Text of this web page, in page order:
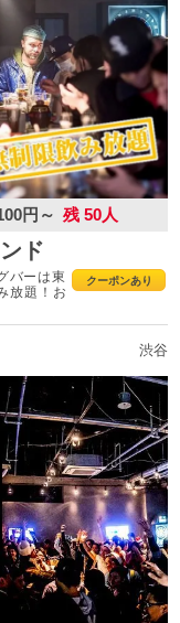
円～ 残 50人
ド
クーポンあり
バーは東
放題！お
渋谷